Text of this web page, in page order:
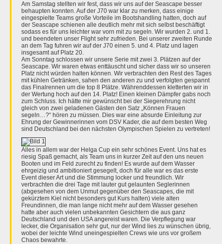
Am Samstag stellten wir fest, dass wir uns auf der Seascape besser
behaupten konnten. Auf der J70 war klar zu merken, dass einige
eingespielte Teams große Vorteile im Bootshandling hatten, doch auf
der Seascape schienen alle deutlich mehr mit sich selbst beschäftigt
sodass es für uns leichter war vorn mit zu segeln. Wir wurden 2. und 1.
und beendeten unser Flight sehr zufrieden. Bei unserer zweiten Runde
an dem Tag fuhren wir auf der J70 einen 5. und 4. Platz und lagen
insgesamt auf Platz 20.
Am Sonntag schlossen wir unsere Serie mit zwei 3. Plätzen auf der
Seascape. Wir waren etwas enttäuscht und sicher dass wir so unseren
Platz nicht würden halten können. Wir verbrachten den Rest des Tages
mit kühlen Getränken, sahen den anderen zu und verfolgten gespannt
das Finalrennen um die top 8 Plätze. Währenddessen kletterten wir in
der Wertung hoch auf den 14. Platz! Einen kleinen Dämpfer gabs noch
zum Schluss. Ich hätte mir gewünscht bei der Siegerehrung nicht
gleich von zwei geladenen Gästen den Satz „Können Frauen
segeln…?“ hören zu müssen. Dies war eine absurde Einleitung zur
Ehrung der Gewinnerinnen vom DSV Kader, die auf dem besten Weg
sind Deutschland bei den nächsten Olympischen Spielen zu vertreten!
Alles in allem war der Helga Cup ein sehr schönes Event. Uns hat es
riesig Spaß gemacht, als Team uns in kurzer Zeit auf den uns neuen
Booten und im Feld zurecht zu finden! Es wurde auf dem Wasser
ehrgeizig und ambitioniert gesegelt, doch für alle war es das erste
Event dieser Art und die Stimmung locker und freundlich. Wir
verbrachten die drei Tage mit lauter gut gelaunten Seglerinnen
(abgesehen von dem Unmut gegenüber den Seascapes, die mit
gekürztem Kiel nicht besonders gut Kurs halten) viele alten
Freundinnen, die man lange nicht mehr auf dem Wasser gesehen
hatte aber auch vielen unbekannten Gesichtern die aus ganz
Deutschland und den USA angereist waren. Die Verpflegung war
lecker, die Organisation sehr gut, nur der Wind lies zu wünschen übrig,
wobei der leichte Wind uneingespielten Crews wie uns vor großem
Chaos bewahrte.